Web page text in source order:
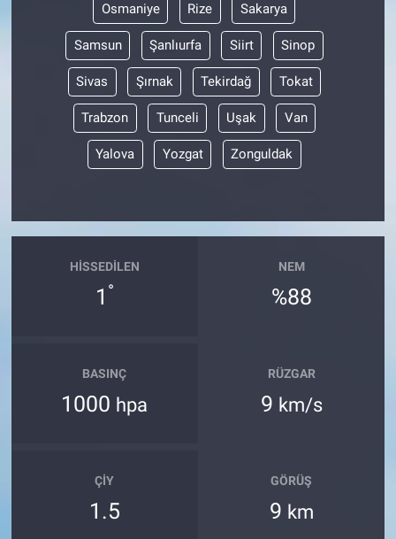
Osmaniye Rize Sakarya
Samsun Şanlıurfa Siirt Sinop
Sivas Şırnak Tekirdağ Tokat
Trabzon Tunceli Uşak Van
Yalova Yozgat Zonguldak
HISSEDILEN
1 °
NEM
%88
BASINÇ
1000 hpa
RÜZGAR
9 km/s
ÇIY
1.5
GÖRÜŞ
9 km